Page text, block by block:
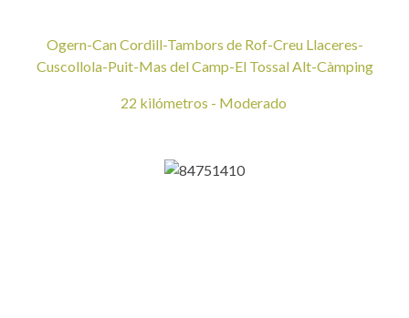
Ogern-Can Cordill-Tambors de Rof-Creu Llaceres-
Cuscollola-Puit-Mas del Camp-El Tossal Alt-Càmping
22 kilómetros - Moderado